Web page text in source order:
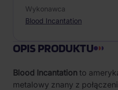
Wykonawca
Blood Incantation
OPIS PRODUKTU
Blood Incantation to
metalowy znany z